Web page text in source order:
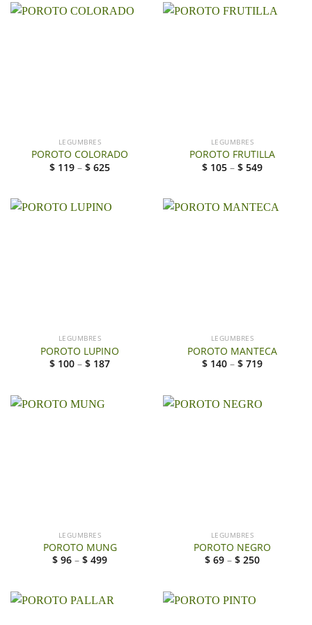
LEGUMBRES
POROTO COLORADO
$ 119 – $ 625
LEGUMBRES
POROTO FRUTILLA
$ 105 – $ 549
LEGUMBRES
POROTO LUPINO
$ 100 – $ 187
LEGUMBRES
POROTO MANTECA
$ 140 – $ 719
LEGUMBRES
POROTO MUNG
$ 96 – $ 499
LEGUMBRES
POROTO NEGRO
$ 69 – $ 250